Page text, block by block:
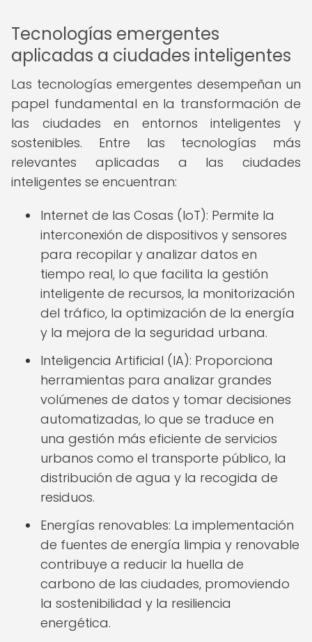
Tecnologías emergentes
aplicadas a ciudades inteligentes
Las tecnologías emergentes desempeñan un
papel fundamental en la transformación de
las ciudades en entornos inteligentes y
sostenibles. Entre las tecnologías más
relevantes aplicadas a las ciudades
inteligentes se encuentran:
Internet de las Cosas (IoT): Permite la
interconexión de dispositivos y sensores
para recopilar y analizar datos en
tiempo real, lo que facilita la gestión
inteligente de recursos, la monitorización
del tráfico, la optimización de la energía
y la mejora de la seguridad urbana.
Inteligencia Artificial (IA): Proporciona
herramientas para analizar grandes
volúmenes de datos y tomar decisiones
automatizadas, lo que se traduce en
una gestión más eficiente de servicios
urbanos como el transporte público, la
distribución de agua y la recogida de
residuos.
Energías renovables: La implementación
de fuentes de energía limpia y renovable
contribuye a reducir la huella de
carbono de las ciudades, promoviendo
la sostenibilidad y la resiliencia
energética.